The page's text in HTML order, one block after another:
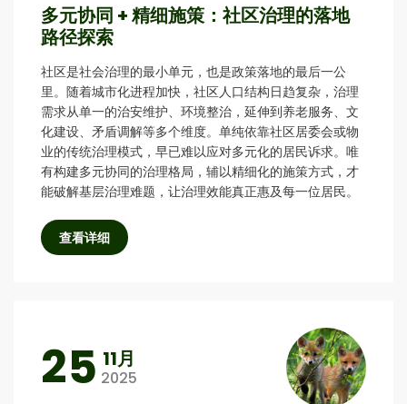
多元协同 + 精细施策：社区治理的落地
路径探索
社区是社会治理的最小单元，也是政策落地的最后一公
里。随着城市化进程加快，社区人口结构日趋复杂，治理
需求从单一的治安维护、环境整治，延伸到养老服务、文
化建设、矛盾调解等多个维度。单纯依靠社区居委会或物
业的传统治理模式，早已难以应对多元化的居民诉求。唯
有构建多元协同的治理格局，辅以精细化的施策方式，才
能破解基层治理难题，让治理效能真正惠及每一位居民。
查看详细
25 11月
2025